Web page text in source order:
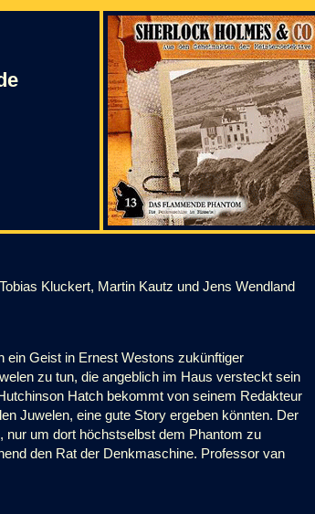
Kluckert, Martin Kautz und Jens Wendland
ein Geist in Ernest Westons zukünftiger
zu tun, die angeblich im Haus versteckt sein
Hatch bekommt von seinem Redakteur
Juwelen, eine gute Story ergeben könnten. Der
nur um dort höchstselbst dem Phantom zu
den Rat der Denkmaschine. Professor van